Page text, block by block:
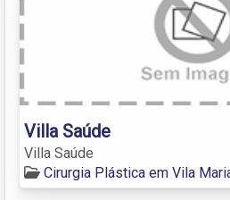
Villa Saúde
Villa Saúde
Cirurgia Plástica em Vila